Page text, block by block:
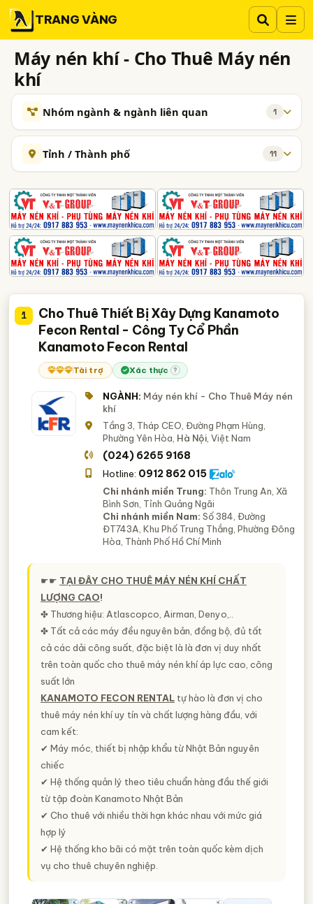
TRANG VÀNG
Máy nén khí - Cho Thuê Máy nén
khí
Nhóm ngành & ngành liên quan 1
TAG NGÀNH NGHỀ
cho thuê máy nén khí
máy nén khí cho thuê
công ty cho thuê máy nén khí
dịch vụ cho thuê máy nén khí
thuê máy nén khí
cho thuê máy nén khí đã sử dụng
Tỉnh / Thành phố 11
Bình Dương
Tp. Đà Nẵng
Bà Rịa-Vũng Tàu
Bắc Ninh
Thừa Thiên Huế Hà Nam
Hải Dương
Quảng Ngãi
1
Cho Thuê Thiết Bị Xây Dựng Kanamoto
Fecon Rental - Công Ty Cổ Phần
Kanamoto Fecon Rental
Tài trợ Xác thực ?
NGÀNH: Máy nén khí - Cho Thuê Máy nén
khí
Tầng 3, Tháp CEO, Đường Phạm Hùng,
Phường Yên Hòa, Hà Nội , Việt Nam
(024) 6265 9168
Hotline: 0912 862 015
Chi nhánh miền Trung: Thôn Trung An, Xã
Bình Sơn, Tỉnh Quảng Ngãi
Chi nhánh miền Nam: Số 384, Đường
ĐT743A, Khu Phố Trung Thắng, Phường Đông
Hòa, Thành Phố Hồ Chí Minh
☛☛ TẠI ĐÂY CHO THUÊ MÁY NÉN KHÍ CHẤT
LƯỢNG CAO!
✤ Thương hiệu: Atlascopco, Airman, Denyo,..
✤ Tất cả các máy đều nguyên bản, đồng bộ, đủ tất
cả các dải công suất, đặc biệt là là đơn vị duy nhất
trên toàn quốc cho thuê máy nén khí áp lực cao, công
suất lớn
KANAMOTO FECON RENTAL tự hào là đơn vị cho
thuê máy nén khí uy tín và chất lượng hàng đầu, với
cam kết:
✔ Máy móc, thiết bị nhập khẩu từ Nhật Bản nguyên
chiếc
✔ Hệ thống quản lý theo tiêu chuẩn hàng đầu thế giới
từ tập đoàn Kanamoto Nhật Bản
✔ Cho thuê với nhiều thời hạn khác nhau với mức giá
hợp lý
✔ Hệ thống kho bãi có mặt trên toàn quốc kèm dịch
vụ cho thuê chuyên nghiệp.